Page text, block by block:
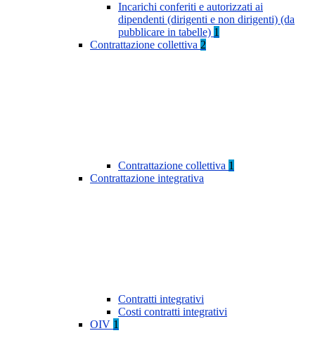
Incarichi conferiti e autorizzati ai
dipendenti (dirigenti e non dirigenti) (da
pubblicare in tabelle) 1
Contrattazione collettiva 2
Contrattazione collettiva 1
Contrattazione integrativa
Contratti integrativi
Costi contratti integrativi
OIV 1